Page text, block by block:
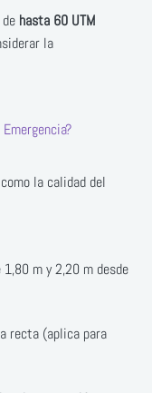
hasta 60 UTM
la
la calidad del
m y 2,20 m desde
recta (aplica para